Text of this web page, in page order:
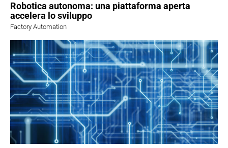
Robotica autonoma: una piattaforma aperta
accelera lo sviluppo
Factory Automation